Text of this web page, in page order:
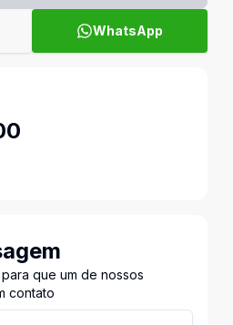
WhatsApp
que um de nossos
contato